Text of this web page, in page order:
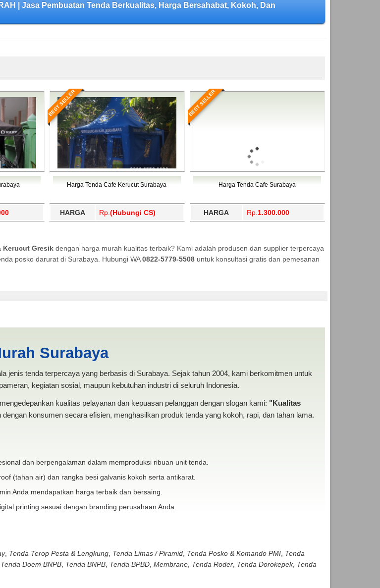
| Jasa Pembuatan Tenda Berkualitas, Harga Bersahabat, Kokoh, Dan
BEST SELLER
Harga Tenda Cafe Kerucut Surabaya
HARGA Rp. (Hubungi CS)
BEST SELLER
Harga Tenda Cafe Surabaya
HARGA Rp. 1.300.000
Kerucut Gresikdengan harga murah kualitas terbaik? Kami adalah produsen dan supplier terpercaya
posko darurat di Surabaya. Hubungi WA0822-5779-5508untuk konsultasi gratis dan pemesanan
Surabaya
jenis tenda terpercaya yang berbasis di Surabaya. Sejak tahun 2004, kami berkomitmen untuk
kegiatan sosial, maupun kebutuhan industri di seluruh Indonesia.
kualitas pelayanan dan kepuasan pelanggan dengan slogan kami: "Kualitas
konsumen secara efisien, menghasilkan produk tenda yang kokoh, rapi, dan tahan lama.
dan berpengalaman dalam memproduksi ribuan unit tenda.
(tahan air) dan rangka besi galvanis kokoh serta antikarat.
Anda mendapatkan harga terbaik dan bersaing.
printing sesuai dengan branding perusahaan Anda.
, Tenda Terop Pesta & Lengkung, Tenda Limas / Piramid, Tenda Posko & Komando PMI, Tenda
Tenda Doem BNPB, Tenda BNPB, Tenda BPBD, Membrane, Tenda Roder, Tenda Dorokepek, Tenda